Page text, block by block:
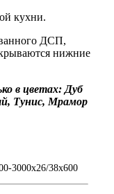
кухни.
ДСП,
нижние
в цветах: Дуб
Тунис, Мрамор
3000х26/38х600